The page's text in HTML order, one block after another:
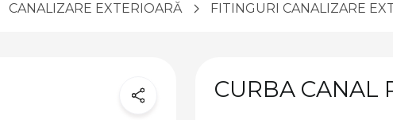
CANALIZARE EXTERIOARĂ FITINGURI CANALIZARE
CURBA CANAL